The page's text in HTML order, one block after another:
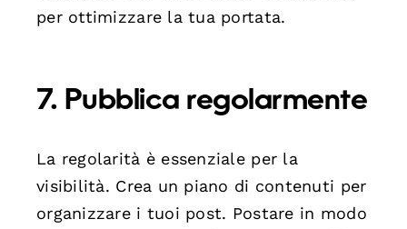
per ottimizzare la tua portata.
7. Pubblica regolarmente
La regolarità è essenziale per la
visibilità. Crea un piano di contenuti per
organizzare i tuoi post. Postare in modo